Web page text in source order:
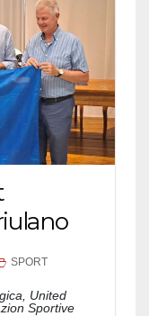
SPORT
United
Sportive